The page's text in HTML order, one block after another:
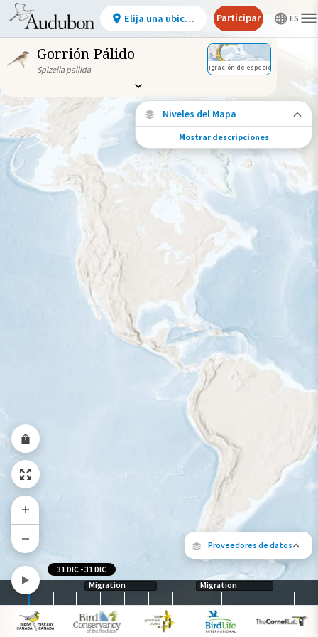
Gorrión Pálido
Spizella pallida Migración de especies
Proveedores de datos
Los siguientes socios contribuyeron
Niveles del Mapa
Migración de especies
Vea dónde viaja esta especie durante todo
el año.
Abundancia de esta especie
Alto
Gama de especies por estación
Gama de verano
Rango de invierno
Rango a lo largo del año
Mostrar descripciones
Migration Migration
31 DIC -31 DIC
Elija una ubicación Participar